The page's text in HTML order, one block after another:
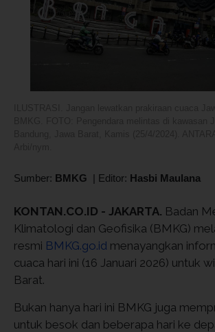
Sumber: BMKG | Editor: Hasbi Maulana
KONTAN.CO.ID - JAKARTA. Badan
Klimatologi dan Geofisika (BMKG)
resmi BMKG.go.id menayangkan
cuaca hari ini (16 Januari 2026) untuk
Barat.
Bukan hanya hari ini BMKG juga
untuk besok dan beberapa hari ke